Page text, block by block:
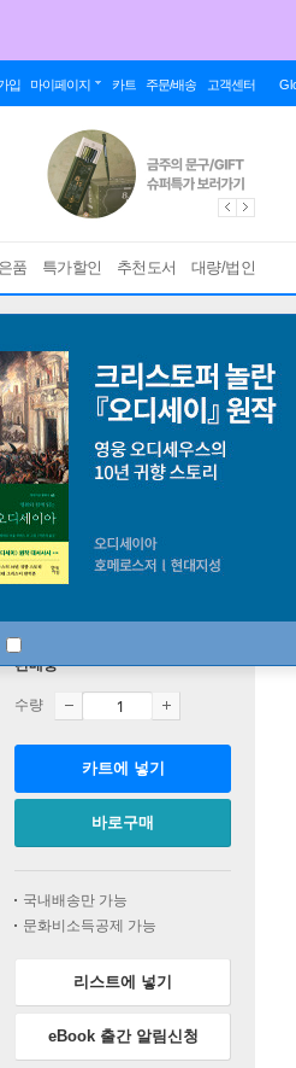
입 마이페이지 카트 주문/배송 고객센터
품 특가할인 추천도서 대량/법인
판매중
수량
카트에 넣기
바로구매
국내배송만 가능
문화비소득공제 가능
리스트에 넣기
eBook 출간 알림신청